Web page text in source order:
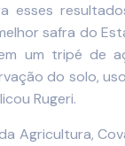
esses
safra do
um tripé de
do solo,
Rugeri.
Agricultura,